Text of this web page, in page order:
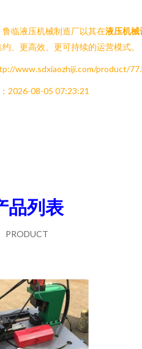
临液压机械制造厂以其在液压机械
、更高效、更可持续的运营模式。
www.sdxiaozhiji.com/product/
2026-08-05 07:23:21
品列表
PRODUCT